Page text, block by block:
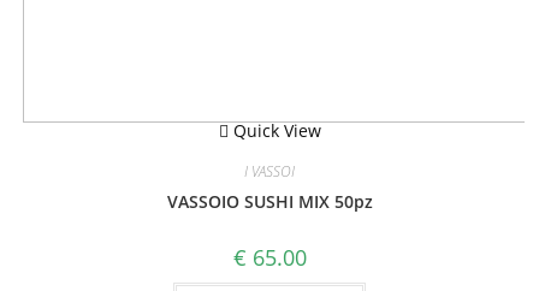
Quick View
I VASSOI
VASSOIO SUSHI MIX 50pz
€ 65.00